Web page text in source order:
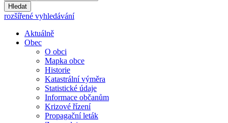
Hledat
rozšířené vyhledávání
Aktuálně
Obec
O obci
Mapka obce
Historie
Katastrální výměra
Statistické údaje
Informace občanům
Krizové řízení
Propagační leták